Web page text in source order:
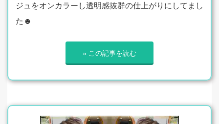
ジュをオンカラーし透明感抜群の仕上がりにしてまし
た☻
» この記事を読む